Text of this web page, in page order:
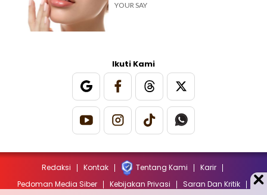
YOUR SAY
Ikuti Kami
Redaksi Kontak Tentang Kami
Karir
Pedoman Media Siber
Kebijakan Privasi Saran Dan Kritik